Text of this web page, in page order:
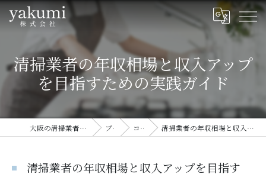
清掃業者の年収相場と収入アップ
を目指すための実践ガイド
大阪の清掃業者ならyakumi株式会社 ブログ コラム 清掃業者の年収相場と収入アップを目指すための実践ガイド
清掃業者の年収相場と収入アップを目指す